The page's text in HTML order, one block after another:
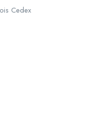
Cedex